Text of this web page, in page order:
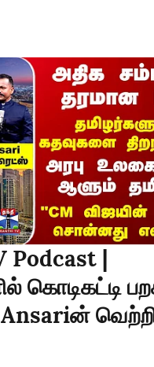
Podcast |
கொடிகட்டி
Ansariன்